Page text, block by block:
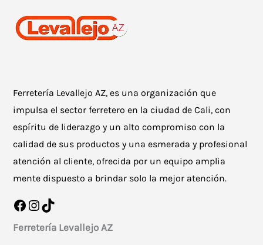
Ferretería Levallejo AZ, es una organización que
impulsa el sector ferretero en la ciudad de Cali, con
espíritu de liderazgo y un alto compromiso con la
calidad de sus productos y una esmerada y profesional
atención al cliente, ofrecida por un equipo amplia
mente dispuesto a brindar solo la mejor atención.
Facebook
Instagram
TikTok
Ferretería Levallejo AZ